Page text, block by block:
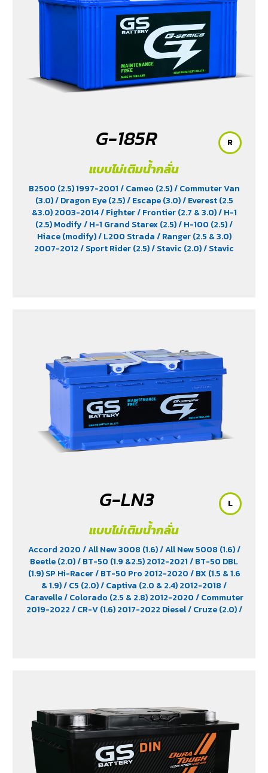
G-185R
แบบไม่เติมน้ำกลั่น
B2500 (2.5) 1997-2001/ Cameo (2.5)/ Commuter Van
(3.0)/ Dragon Eye (2.5)/ Escape (3.0)/ Everest (2.5
&3.0) 2003-2014/ Fighter/ Frontier (2.7 & 3.0)/ H-1
(2.5) Modify/ H-1 Grand Starex (2.5)/ H-100 (2.5)/
Hiace (modify)/ L200 Strada/ Ranger (2.5 & 3.0)
2007-2012/ Sport Rider (2.5)/ Stavic (2.0)/ Stavic
R
G-LN3
แบบไม่เติมน้ำกลั่น
Accord 2020/ All New 3008 (1.6)/ All New 5008 (1.6)/
Beetle (2.0)/ BT-50 (1.9 &2.5) 2012-2021/ BT-50 DBL
(1.9) SP Hi-Racer/ BT-50 Pro 2012-2020/ BX (1.5 & 1.6
& 1.9)/ C5 (2.0)/ Captiva (2.0 & 2.4) 2012-2018/
Caravelle/ Colorado (2.5 & 2.8) 2012-2020/ Commuter
2019-2022/ CR-V (1.6) 2017-2022 Diesel/ Cruze (2.0)/
Peugeot 360/ Peugeot 406/ Peugeot 407/ Peugeot
607 / Ranger (2.2 & 2.5)/ Revo (2.4)/ Revo GR Sport (2.4)
/ Revo Prerunner (2.4)/ Revo Rocco (2.4)/ Revo Z-
Edition (2.4)/ Scirocco (2.0)/ Terra 2018-2022
Territory (2.7)
/ Trailblazer Phoenix (2.5)/ Vento (1.8)
X-Trail Hybrid (2.0)
L